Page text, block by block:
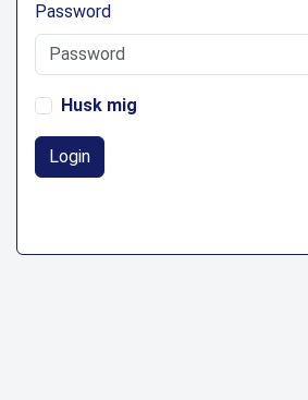
Password
Husk mig
Login